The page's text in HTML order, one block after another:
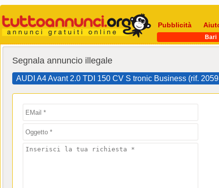
Pubblicità
Bari
Segnala annuncio illegale
AUDI A4 Avant 2.0 TDI 150 CV S tronic Business (rif.